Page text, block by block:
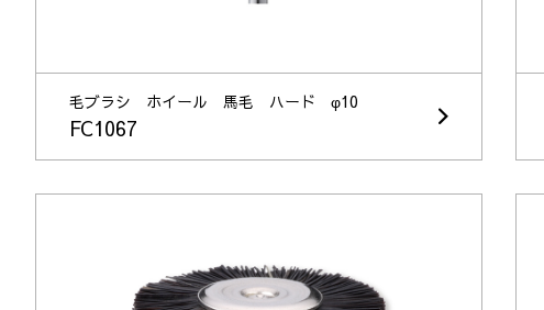
毛ブラシ ホイール 馬毛 ハード φ10
FC1067